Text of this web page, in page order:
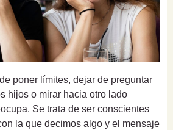
poner límites, dejar de preguntar
hijos o mirar hacia otro lado
Se trata de ser conscientes
la que decimos algo y el mensaje